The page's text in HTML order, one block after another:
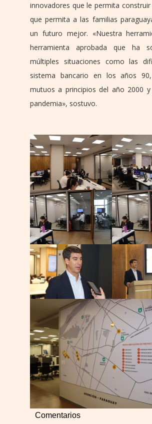
innovadores que le permita
que permita a las familias
un futuro mejor. «Nuestra
herramienta aprobada que ha
múltiples situaciones como las
sistema bancario en los años
mutuos a principios del año 2000
pandemia», sostuvo.
Comentarios